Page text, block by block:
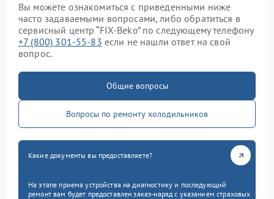
Вы можете ознакомиться с приведенными ниже
часто задаваемыми вопросами, либо обратиться в
сервисный центр “FIX-Beko” по следующему телефону
+7 (800) 301-55-83 если не нашли ответ на свой
вопрос.
Общие вопросы
Вопросы по ремонту холодильников
Какие документы вы предоставляете?
На этапе приема устройства на диагностику и последующий
ремонт вам будет предоставлен заказ-наряд с указанием страховых